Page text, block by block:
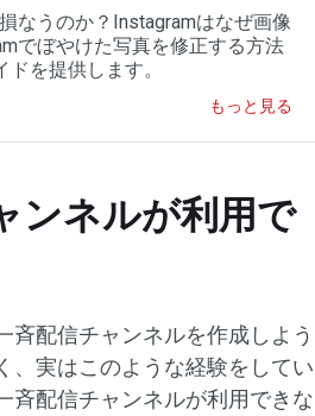
なうのか？Instagramはなぜ画像
でぼやけた写真を修正する方法
を提供します。
もっと見る
ンネルが利用で
斉配信チャンネルを作成しよう
、実はこのような経験をしてい
斉配信チャンネルが利用できな